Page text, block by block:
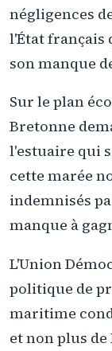
négligences
l'État français
son manque
Sur le plan
Bretonne
l'estuaire qui
cette marée
indemnisés
manque à
L'Union
politique de
maritime
et non plus